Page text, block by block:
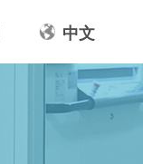
中文